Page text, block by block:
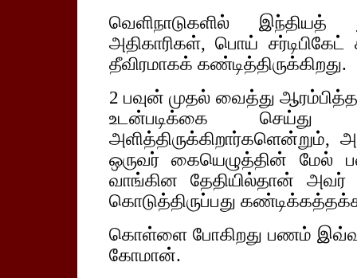
வெளிநாடுகளில் இந்தியத்
அதிகாரிகள், பொய்
தீவிரமாகக் கண்டித்திருக்கிறது.
2 பவுன் முதல் வைத்து
உடன்படிக்கை
ஒருவர் கையெழுத்தின் மேல்
வாங்கின தேதியில்தான் அவர்
கொடுத்திருப்பது
கொள்ளை போகிறது பணம்
கோமான்.